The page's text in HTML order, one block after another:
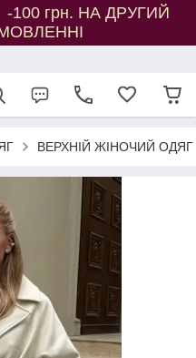
грн. НА ДРУГИЙ
ВЕРХНІЙ ЖІНОЧИЙ ОДЯГ